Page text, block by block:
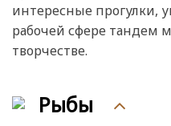
интересные прогулки,
рабочей сфере тандем
творчестве.
Рыбы